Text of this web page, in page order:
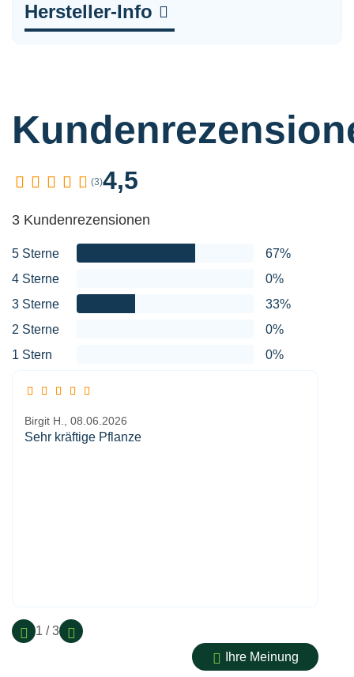
Hersteller-Info
(3)4,5
3 Kundenrezensionen
5 Sterne
67%
4 Sterne
0%
3 Sterne
33%
2 Sterne
0%
1 Stern
0%
Birgit H., 08.06.2026
Sehr kräftige Pflanze
1 / 3
Ihre Meinung